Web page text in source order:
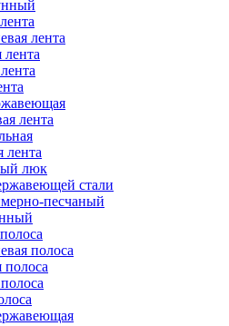
лента
лента
лента
лента
люк
стали
песчаный
полоса
полоса